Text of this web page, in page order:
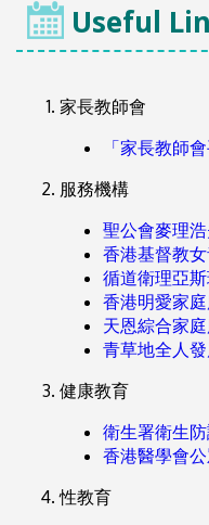
Useful
家長教師會
「家長教師
服務機構
聖公會麥理
香港基督教
循道衛理亞
香港明愛家
天恩綜合家
青草地全人
健康教育
衛生署衛生
香港醫學會
性教育